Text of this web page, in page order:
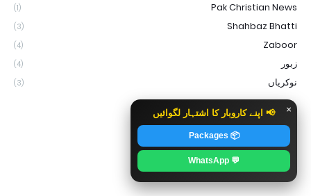
× 📢 اپنے کاروبار کا اشتہار لگوائیں
📦 Packages
💬 WhatsApp
Pak Christian News
(1)
Shahbaz Bhatti
(3)
Zaboor
(4)
زبور (4)
نوکریاں (3)